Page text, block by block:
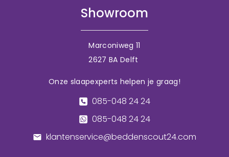
Showroom
Marconiweg 11
2627 BA Delft
Onze slaapexperts helpen je graag!
085-048 24 24
085-048 24 24
klantenservice@beddenscout24.com